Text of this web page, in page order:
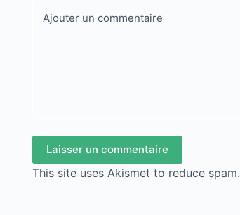
Ajouter un commentaire
Laisser un commentaire
This site uses Akismet to reduce spam.